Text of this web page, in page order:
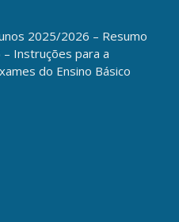
2025/2026 – Resumo
Instruções para a
do Ensino Básico